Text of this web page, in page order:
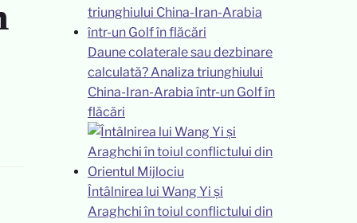
Daune colaterale sau dezbinare
calculată? Analiza triunghiului
China-Iran-Arabia într-un Golf în
flăcări
Întâlnirea lui Wang Yi și
Araghchi în toiul conflictului din